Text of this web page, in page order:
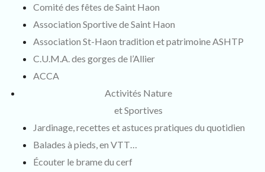
Comité des fêtes de Saint Haon
Association Sportive de Saint Haon
Association St-Haon tradition et patrimoine ASHTP
C.U.M.A. des gorges de l’Allier
ACCA
Activités Nature
et Sportives
Jardinage, recettes et astuces pratiques du quotidien
Balades à pieds, en VTT…
Écouter le brame du cerf